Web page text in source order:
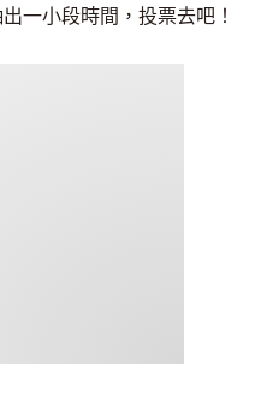
一小段時間，投票去吧！